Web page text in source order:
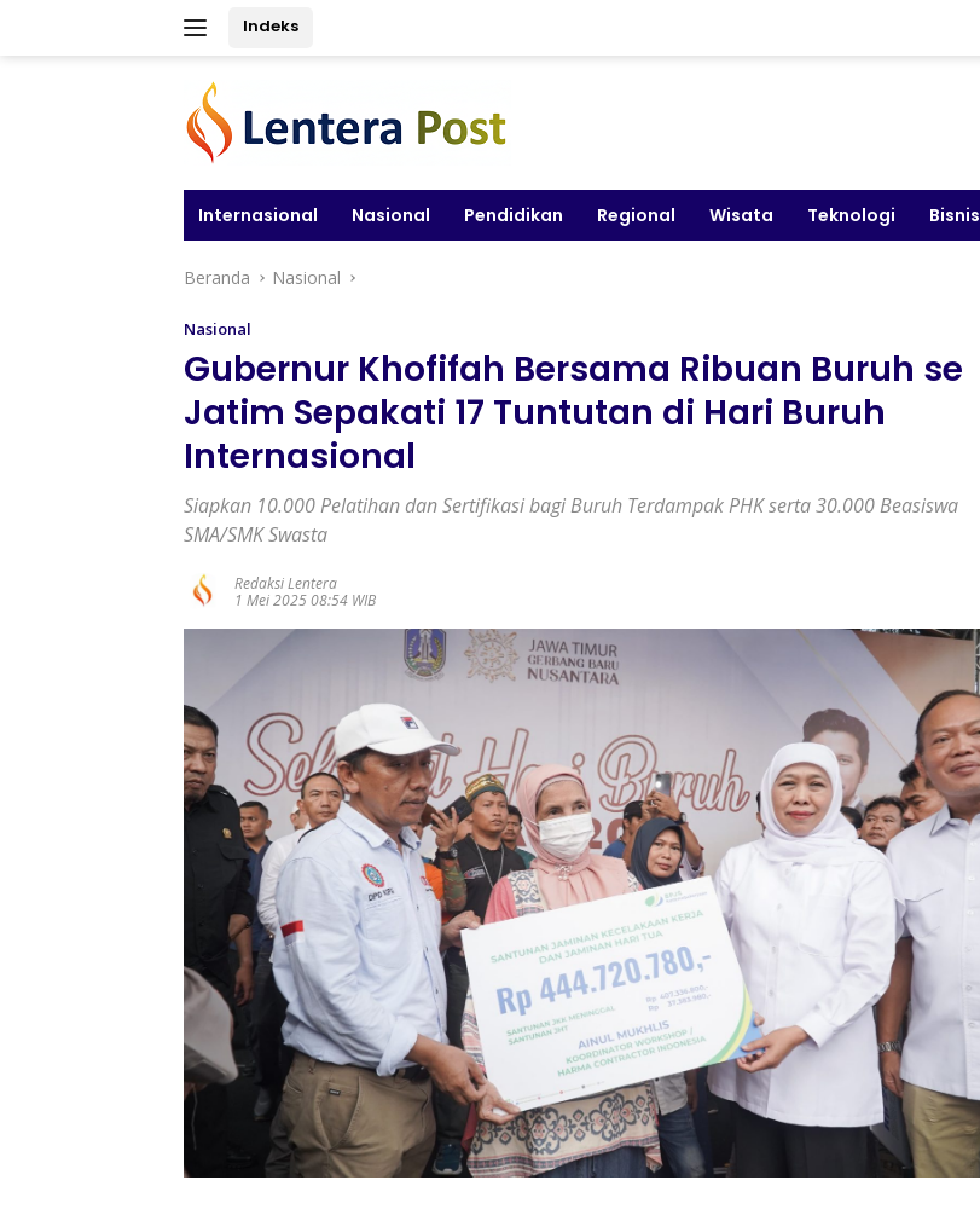
Indeks
Internasional Nasional Pendidikan Regional Wisata Teknologi Bisnis
Beranda Nasional
Nasional
Gubernur Khofifah Bersama Ribuan Buruh se
Jatim Sepakati 17 Tuntutan di Hari Buruh
Internasional
Siapkan 10.000 Pelatihan dan Sertifikasi bagi Buruh Terdampak PHK serta 30.000 Beasiswa
SMA/SMK Swasta
Redaksi Lentera
1 Mei 2025 08:54 WIB